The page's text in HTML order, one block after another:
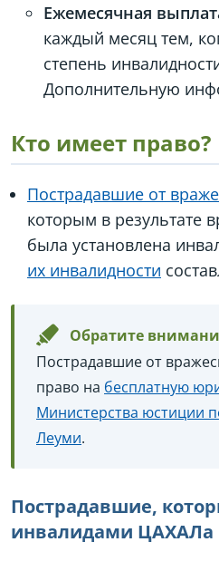
Ежемесячная
каждый месяц тем,
степень
Дополнительную
Кто имеет право?
Пострадавшие от
которым в результате
была установлена
их инвалидности
Обратите
Пострадавшие от
право на бесплатную
Министерства юстиции
Леуми.
Пострадавшие,
инвалидами ЦАХАЛа